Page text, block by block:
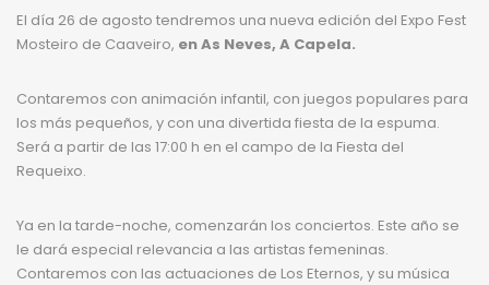
El día 26 de agosto tendremos una nueva edición del Expo Fest
Mosteiro de Caaveiro, en As Neves, A Capela.
Contaremos con animación infantil, con juegos populares para
los más pequeños, y con una divertida fiesta de la espuma.
Será a partir de las 17:00 h en el campo de la Fiesta del
Requeixo.
Ya en la tarde-noche, comenzarán los conciertos. Este año se
le dará especial relevancia a las artistas femeninas.
Contaremos con las actuaciones de Los Eternos, y su música